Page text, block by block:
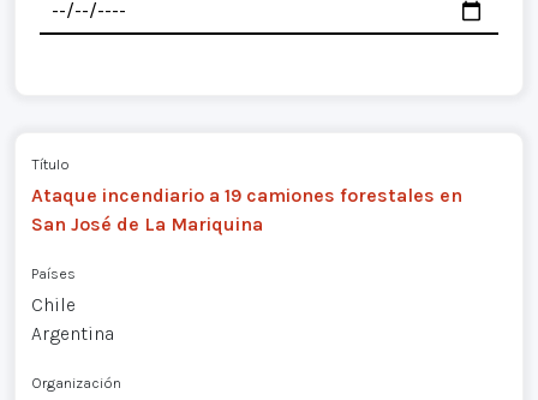
Título
Ataque incendiario a 19 camiones forestales en
San José de La Mariquina
Países
Chile
Argentina
Organización